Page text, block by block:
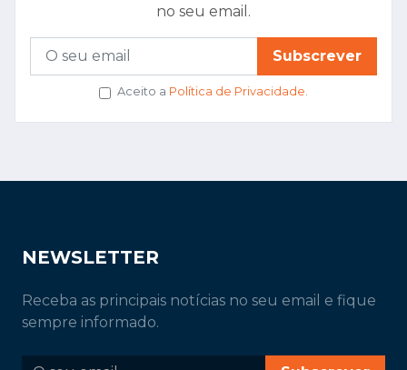
no seu email.
Subscrever
Aceito a Política de Privacidade
NEWSLETTER
Receba as principais notícias no seu email e fique
sempre informado.